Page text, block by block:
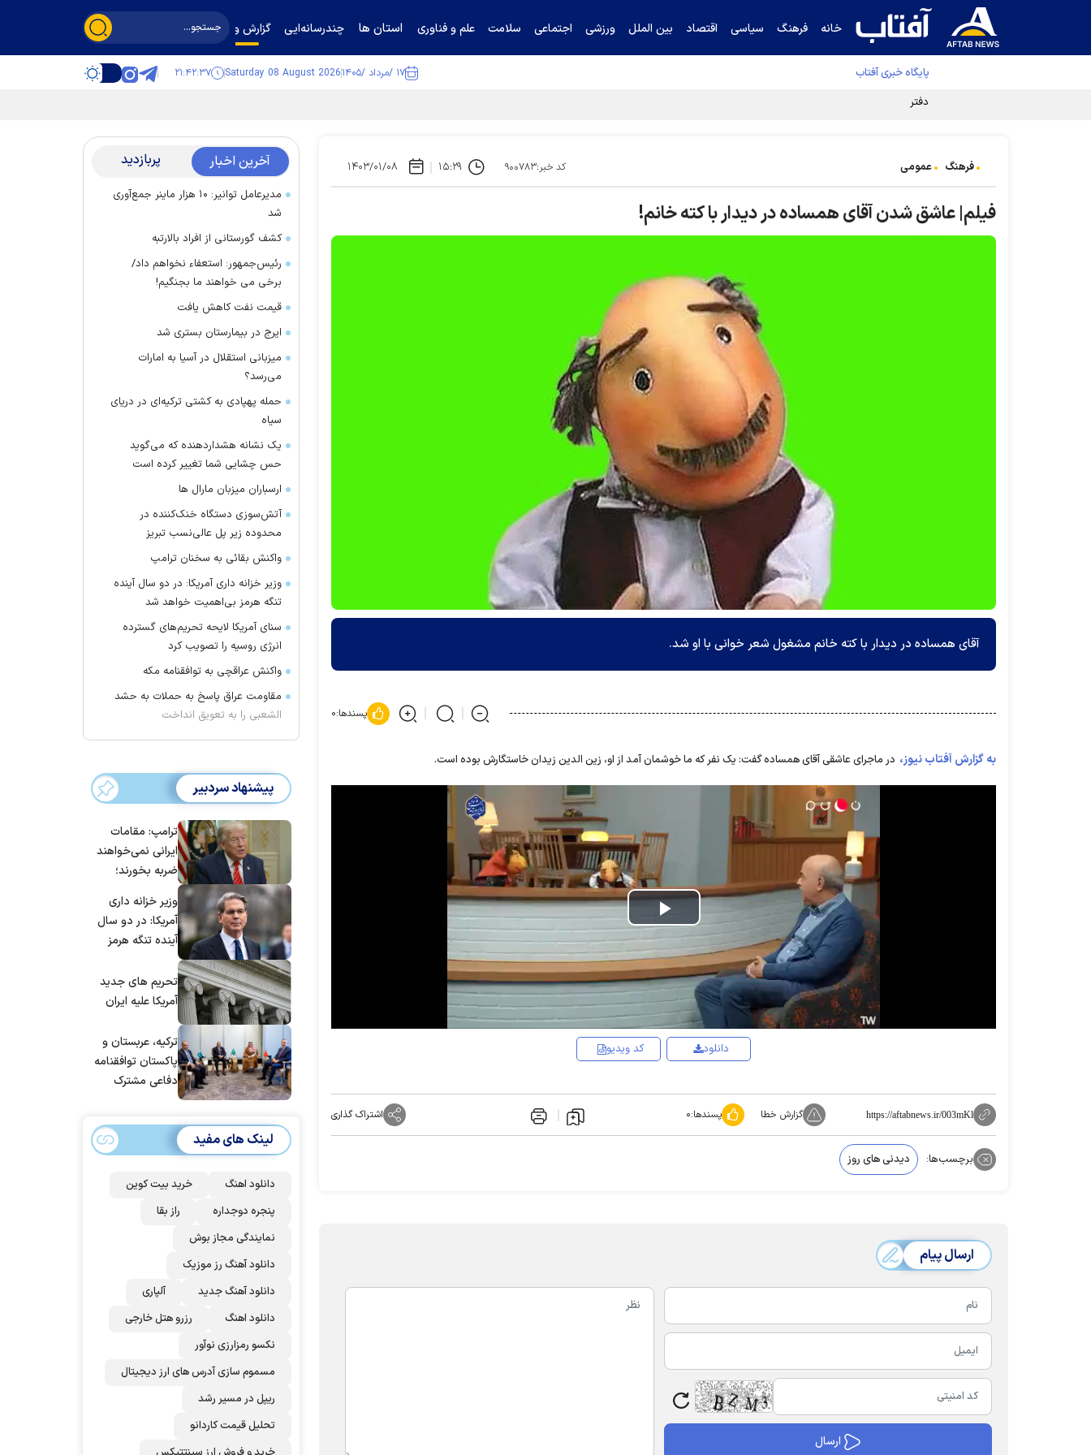
خانه فرهنگ سیاسی اقتصاد بین الملل ورزشی اجتماعی سلامت علم و فناوری استان ها چندرسانه‌ایی گزارش و گفت‌وگو
پایگاه خبری آفتاب ۱۷ /مرداد /۱۴۰۵ Saturday 08 August 2026 ۲۱:۴۲:۳۸
دفتر رهبر انقلاب ادعای خرازی درباره پزشکیان را تکذیب کرد
فرهنگ عمومی کد خبر:۹۰۰۷۸۳ ۱۵:۲۹ ۱۴۰۳/۰۱/۰۸
فیلم| عاشق شدن آقای همساده در دیدار با کته خانم!
آقای همساده در دیدار با کته خانم مشغول شعر خوانی با او شد.
پسندها:۰
به گزارش آفتاب نیوز، در ماجرای عاشقی آقای همساده گفت: یک نفر که ما خوشمان آمد از او، زین الدین زیدان خاستگارش بوده است.
Play
Video
کد ویدیو دانلود
https://aftabnews.ir/003mKl گزارش خطا پسندها:۰ اشتراک گذاری
برچسب‌ها: دیدنی های روز
ارسال پیام
آخرین اخبار پربازدید
مدیرعامل توانیر: ۱۰ هزار ماینر جمع‌آوری
شد
کشف گورستانی از افراد بالارتبه
رئیس‌جمهور: استعفاء نخواهم داد/
برخی می خواهند ما بجنگیم!
قیمت نفت کاهش یافت
ایرج در بیمارستان بستری شد
میزبانی استقلال در آسیا به امارات
می‌رسد؟
حمله پهپادی به کشتی ترکیه‌ای در دریای
سیاه
یک نشانه هشداردهنده که می‌گوید
حس چشایی شما تغییر کرده است
ارسباران میزبان مارال ها
آتش‌سوزی دستگاه خنک‌کننده در
محدوده زیر پل عالی‌نسب تبریز
واکنش بقائی به سخنان ترامپ
وزیر خزانه داری آمریکا: در دو سال آینده
تنگه هرمز بی‌اهمیت خواهد شد
سنای آمریکا لایحه تحریم‌های گسترده
انرژی روسیه را تصویب کرد
واکنش عراقچی به توافقنامه مکه
مقاومت عراق پاسخ به حملات به حشد
الشعبی را به تعویق انداخت
پیشنهاد سردبیر
ترامپ: مقامات
ایرانی نمی‌خواهند
ضربه بخورند؛
توافق برسند
وزیر خزانه داری
آمریکا: در دو سال
آینده تنگه هرمز
شد
تحریم های جدید
آمریکا علیه ایران
ترکیه، عربستان و
پاکستان توافقنامه
دفاعی مشترک
لینک های مفید
دانلود اهنگ
خرید بیت کوین
پنجره دوجداره
راز بقا
نمایندگی مجاز بوش
دانلود آهنگ رز‌ موزیک
دانلود آهنگ جدید
آلپاری
دانلود اهنگ
رزرو هتل خارجی
نکسو رمزارزی نوآور
مسموم سازی آدرس های ارز دیجیتال
ریپل در مسیر رشد
تحلیل قیمت کاردانو